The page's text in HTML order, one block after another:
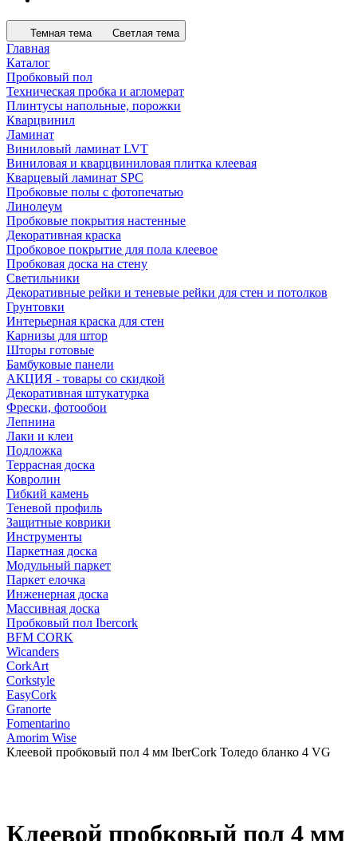
Темная тема Светлая тема
Главная
Каталог
Пробковый пол
Техническая пробка и агломерат
Плинтусы напольные, порожки
Кварцвинил
Ламинат
Виниловый ламинат LVT
Виниловая и кварцвиниловая плитка клеевая
Кварцевый ламинат SPC
Пробковые полы с фотопечатью
Линолеум
Пробковые покрытия настенные
Декоративная краска
Пробковое покрытие для пола клеевое
Пробковая доска на стену
Светильники
Декоративные рейки и теневые рейки для стен и потолков
Грунтовки
Интерьерная краска для стен
Карнизы для штор
Шторы готовые
Бамбуковые панели
АКЦИЯ - товары со скидкой
Декоративная штукатурка
Фрески, фотообои
Лепнина
Лаки и клеи
Подложка
Террасная доска
Ковролин
Гибкий камень
Теневой профиль
Защитные коврики
Инструменты
Паркетная доска
Модульный паркет
Паркет елочка
Инженерная доска
Массивная доска
Пробковый пол Ibercork
BFM CORK
Wicanders
CorkArt
Corkstyle
EasyCork
Granorte
Fomentarino
Amorim Wise
Клеевой пробковый пол 4 мм IberCork Толедо бланко 4 VG
Клеевой пробковый пол 4 мм